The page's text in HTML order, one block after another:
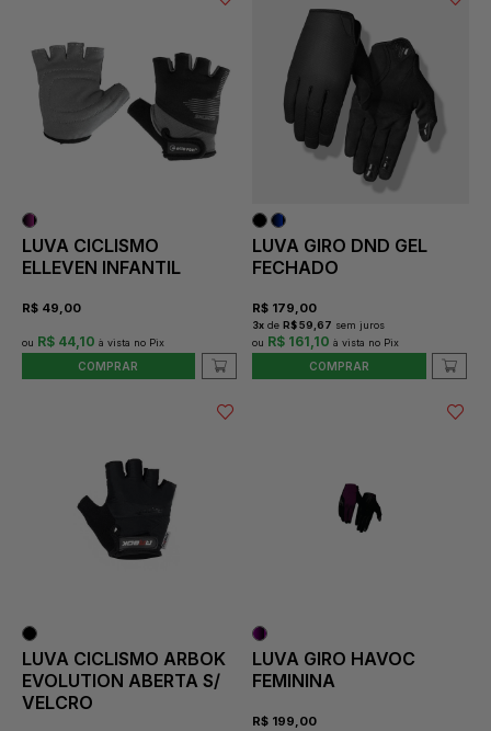
LUVA CICLISMO
ELLEVEN INFANTIL
R$ 49,00
R$ 44,10
COMPRAR
LUVA GIRO DND GEL
FECHADO
R$ 179,00
3x de R$ 59,67 sem juros
R$ 161,10
COMPRAR
LUVA CICLISMO ARBOK
EVOLUTION ABERTA S/
VELCRO
LUVA GIRO HAVOC
FEMININA
R$ 199,00